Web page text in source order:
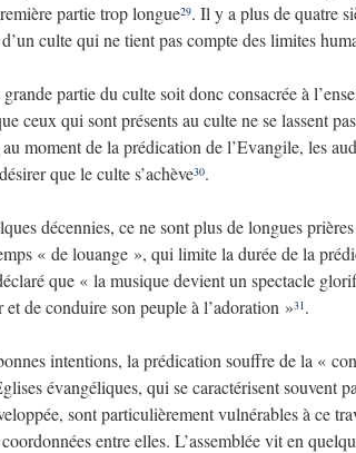
partie trop longue29. Il y a plus de quatre
culte qui ne tient pas compte des limites
partie du culte soit donc consacrée à
ceux qui sont présents au culte ne se lassent
moment de la prédication de l’Evangile, les
que le culte s’achève30.
décennies, ce ne sont plus de longues
« de louange », qui limite la durée de la
que « la musique devient un spectacle
et de conduire son peuple à l’adoration »31 .
intentions, la prédication souffre de la «
évangéliques, qui se caractérisent souvent
sont particulièrement vulnérables à ce
entre elles. L’assemblée vit en